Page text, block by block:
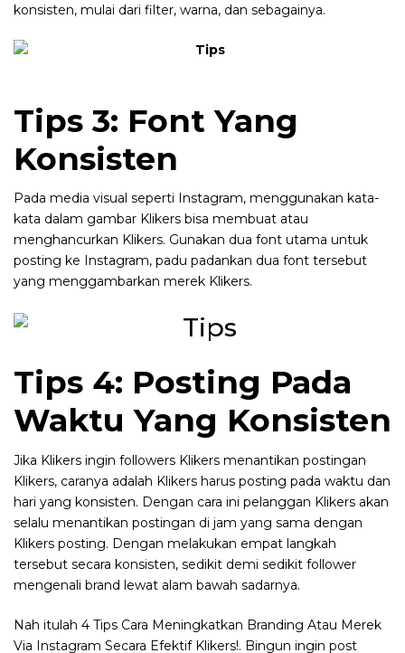
konsisten, mulai dari filter, warna, dan sebagainya.
Tips 3: Font Yang
Konsisten
Pada media visual seperti Instagram, menggunakan kata-
kata dalam gambar Klikers bisa membuat atau
menghancurkan Klikers. Gunakan dua font utama untuk
posting ke Instagram, padu padankan dua font tersebut
yang menggambarkan merek Klikers.
Tips 4: Posting Pada
Waktu Yang Konsisten
Jika Klikers ingin followers Klikers menantikan postingan
Klikers, caranya adalah Klikers harus posting pada waktu dan
hari yang konsisten. Dengan cara ini pelanggan Klikers akan
selalu menantikan postingan di jam yang sama dengan
Klikers posting. Dengan melakukan empat langkah
tersebut secara konsisten, sedikit demi sedikit follower
mengenali brand lewat alam bawah sadarnya.
Nah itulah 4 Tips Cara Meningkatkan Branding Atau Merek
Via Instagram Secara Efektif Klikers!. Bingun ingin post